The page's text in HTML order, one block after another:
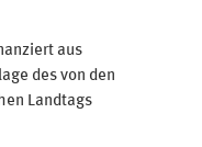
aus
des von den
Landtags